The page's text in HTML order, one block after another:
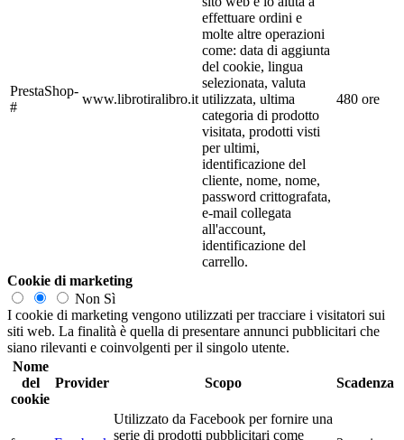
PrestaShop-
#
www.librotiralibro.it
effettuare ordini e
molte altre operazioni
come: data di aggiunta
del cookie, lingua
selezionata, valuta
utilizzata, ultima
categoria di prodotto
visitata, prodotti visti
per ultimi,
identificazione del
cliente, nome, nome,
password crittografata,
e-mail collegata
all'account,
identificazione del
carrello.
480 ore
Cookie di marketing
Non Sì
I cookie di marketing vengono utilizzati per tracciare i visitatori sui
siti web. La finalità è quella di presentare annunci pubblicitari che
siano rilevanti e coinvolgenti per il singolo utente.
Nome
del
cookie
Provider Scopo Scadenza
Utilizzato da Facebook per fornire una
serie di prodotti pubblicitari come